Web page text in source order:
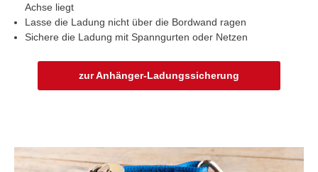
Achse liegt
Lasse die Ladung nicht über die Bordwand ragen
Sichere die Ladung mit Spanngurten oder Netzen
zur Anhänger-Ladungssicherung